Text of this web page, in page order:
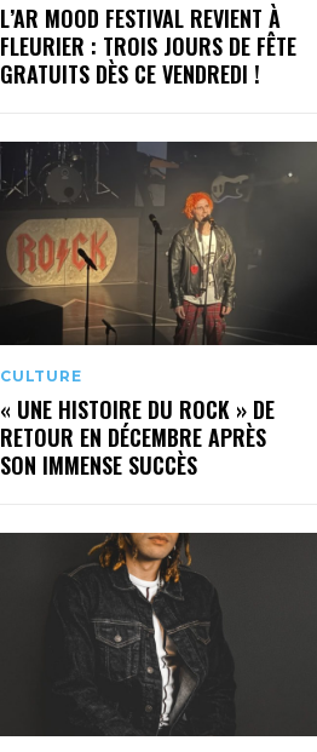
L’AR MOOD FESTIVAL REVIENT À
FLEURIER : TROIS JOURS DE FÊTE
GRATUITS DÈS CE VENDREDI !
CULTURE
« UNE HISTOIRE DU ROCK » DE
RETOUR EN DÉCEMBRE APRÈS
SON IMMENSE SUCCÈS